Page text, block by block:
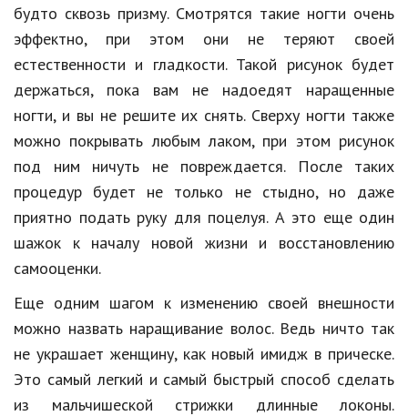
Юриспруденция
Природа
Образование
Наука и технологии
будто сквозь призму. Смотрятся такие ногти очень
эффектно, при этом они не теряют своей
естественности и гладкости. Такой рисунок будет
держаться, пока вам не надоедят наращенные
ногти, и вы не решите их снять. Сверху ногти также
можно покрывать любым лаком, при этом рисунок
под ним ничуть не повреждается. После таких
процедур будет не только не стыдно, но даже
приятно подать руку для поцелуя. А это еще один
шажок к началу новой жизни и восстановлению
самооценки.
Еще одним шагом к изменению своей внешности
можно назвать наращивание волос. Ведь ничто так
не украшает женщину, как новый имидж в прическе.
Это самый легкий и самый быстрый способ сделать
из мальчишеской стрижки длинные локоны.